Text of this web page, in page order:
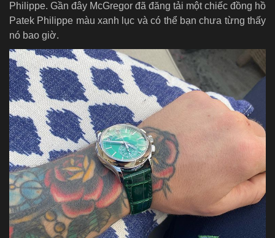
Philippe. Gần đây McGregor đã đăng tải một chiếc đồng hồ
Patek Philippe màu xanh lục và có thể bạn chưa từng thấy
nó bao giờ.